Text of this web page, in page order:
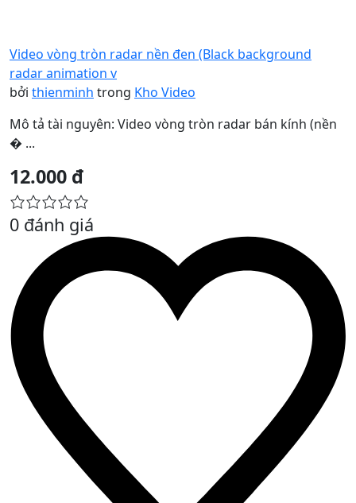
Video vòng tròn radar nền đen (Black background
radar animation v
bởi thienminh trong Kho Video
Mô tả tài nguyên: Video vòng tròn radar bán kính (nền
� ...
12.000 đ
0 đánh giá